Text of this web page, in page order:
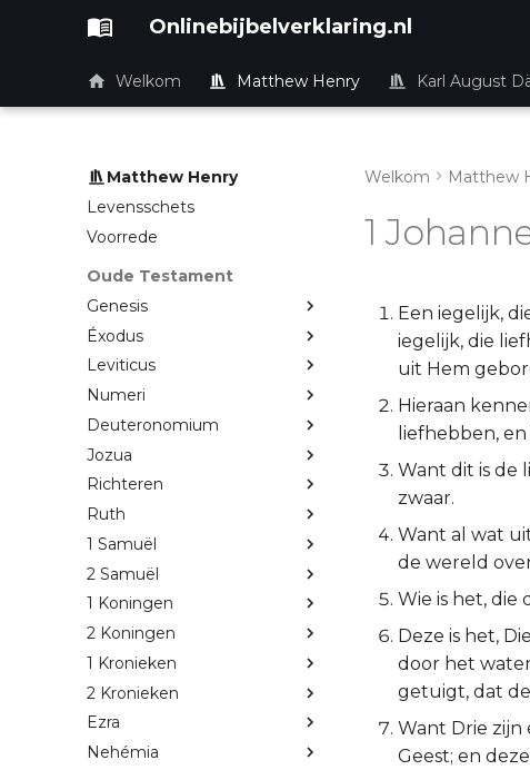
Onlinebijbelverklaring.nl
Welkom Matthew Henry Karl August
Matthew Henry
Levensschets
Voorrede
Oude Testament
Genesis
Éxodus
Leviticus
Numeri
Deuteronomium
Jozua
Richteren
Ruth
1 Samuël
2 Samuël
1 Koningen
2 Koningen
1 Kronieken
2 Kronieken
Ezra
Nehémia
Welkom Matthew
1
Een iegelijk,
iegelijk, die
uit Hem
Hieraan
liefhebben,
Want dit is de
zwaar.
Want al wat
de wereld
Wie is het, die
Deze is het,
door het
getuigt, dat de
Want Drie zijn
Geest; en